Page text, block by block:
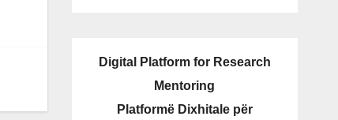
Digital Platform for Research
Mentoring
Platformë Dixhitale për